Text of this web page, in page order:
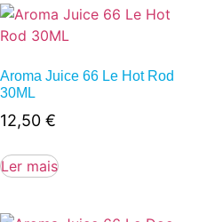
Aroma Juice 66 Le Hot Rod
30ML
12,50 €
Ler mais